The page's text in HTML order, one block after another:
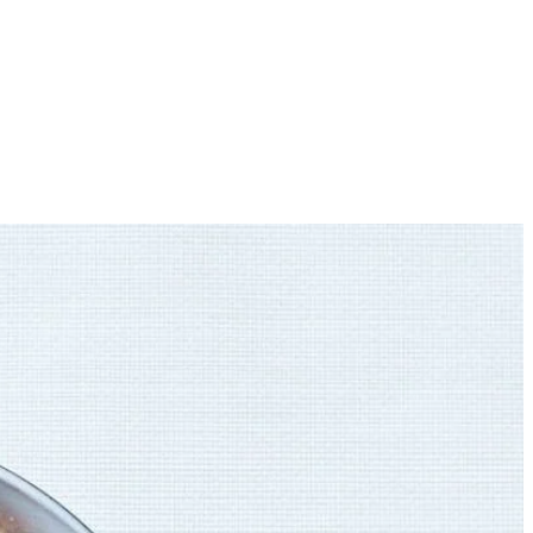
middelhoog vuur.
zout.